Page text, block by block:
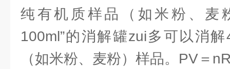
纯有机质样品（如米粉、麦
100ml”的消解罐zui多可以消
（如米粉、麦粉）样品。PV＝